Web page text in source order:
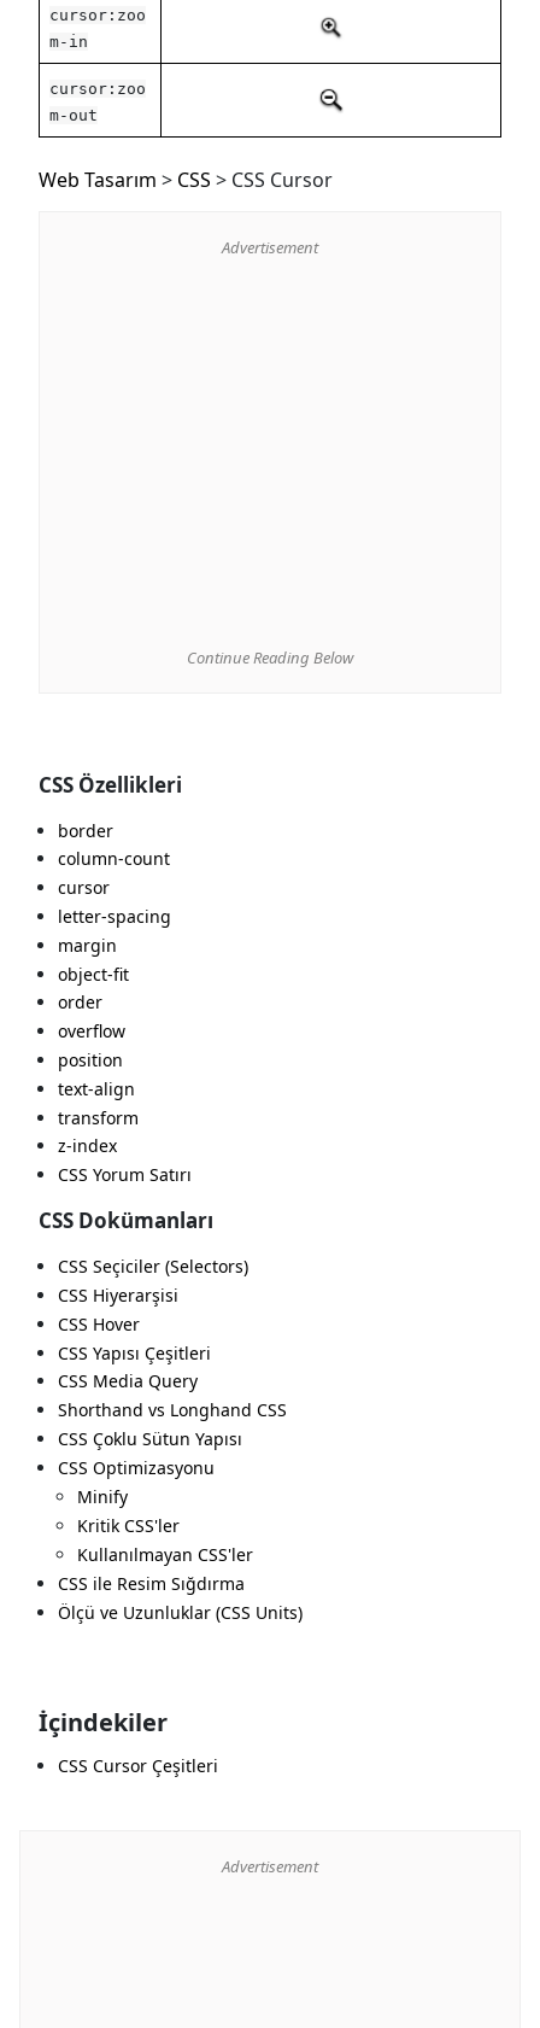
CSS Özellikleri
border
column-count
cursor
letter-spacing
margin
object-fit
order
overflow
position
text-align
transform
z-index
CSS Yorum Satırı
CSS Dokümanları
CSS Seçiciler (Selectors)
CSS Hiyerarşisi
CSS Hover
CSS Yapısı Çeşitleri
CSS Media Query
Shorthand vs Longhand CSS
CSS Çoklu Sütun Yapısı
CSS Optimizasyonu
Minify
Kritik CSS'ler
Kullanılmayan CSS'ler
CSS ile Resim Sığdırma
Ölçü ve Uzunluklar (CSS Units)
cursor:zoo
m-in
cursor:zoo
m-out
Web Tasarım > CSS > CSS Cursor
Advertisement
Continue Reading Below
İçindekiler
CSS Cursor Çeşitleri
Advertisement